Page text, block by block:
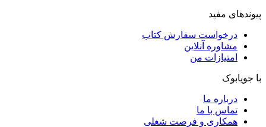
پیوندهای مفید
درخواست سفارش کتاب
مشاوره آنلاین
امتیازات من
با جویابوک
درباره ما
تماس با ما
همکاری و فرصت شغلی